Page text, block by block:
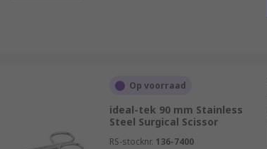
Op voorraad
ideal-tek 90 mm Stainless
Steel Surgical Scissor
RS-stocknr. 136-7400